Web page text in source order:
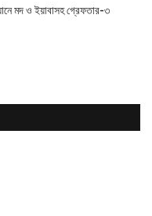
মদ ও ইয়াবাসহ গ্রেফতার-৩